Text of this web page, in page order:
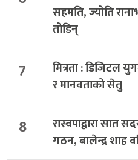
सहमति, ज्योति
तोडिन्
7
मित्रता : डिजिटल
र मानवताको सेतु
8
रास्वपाद्वारा सात
गठन, बालेन्द्र शाह